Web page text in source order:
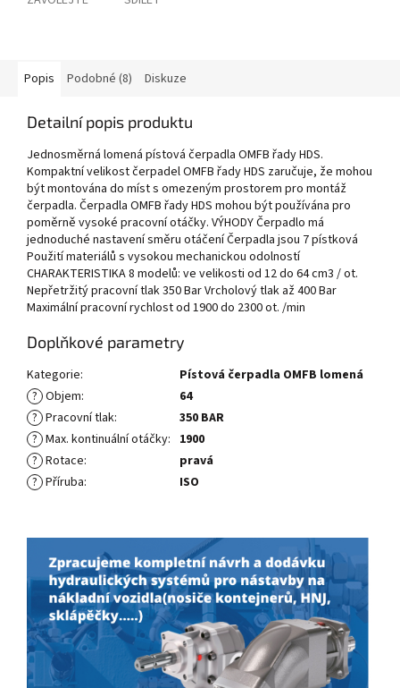
Popis Podobné (8) Diskuze
Detailní popis produktu
Jednosměrná lomená pístová čerpadla OMFB řady HDS.
Kompaktní velikost čerpadel OMFB řady HDS zaručuje, že mohou
být montována do míst s omezeným prostorem pro montáž
čerpadla. Čerpadla OMFB řady HDS mohou být používána pro
poměrně vysoké pracovní otáčky. VÝHODY Čerpadlo má
jednoduché nastavení směru otáčení Čerpadla jsou 7 pístková
Použití materiálů s vysokou mechanickou odolností
CHARAKTERISTIKA 8 modelů: ve velikosti od 12 do 64 cm3 / ot.
Nepřetržitý pracovní tlak 350 Bar Vrcholový tlak až 400 Bar
Maximální pracovní rychlost od 1900 do 2300 ot. /min
Doplňkové parametry
Kategorie:
Pístová čerpadla OMFB lomená
? Objem:
64
? Pracovní tlak:
350 BAR
? Max. kontinuální otáčky: 1900
? Rotace:
pravá
? Příruba: ISO